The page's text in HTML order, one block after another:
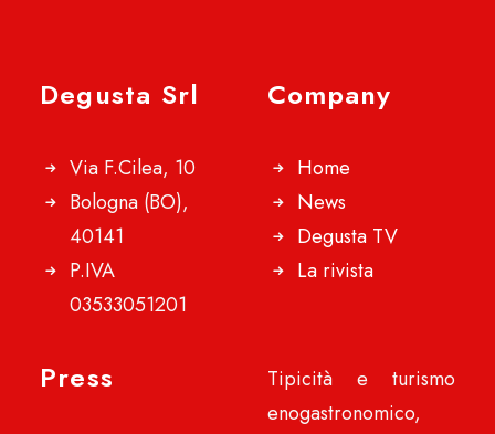
Degusta Srl
Via F.Cilea, 10
Bologna (BO),
40141
P.IVA
03533051201
Company
Home
News
Degusta TV
La rivista
Press
Tipicità e turismo
enogastronomico,